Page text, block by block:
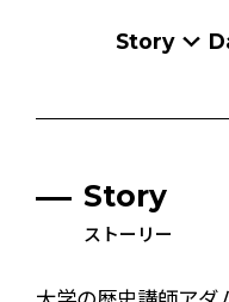
Story
Story
ストーリー